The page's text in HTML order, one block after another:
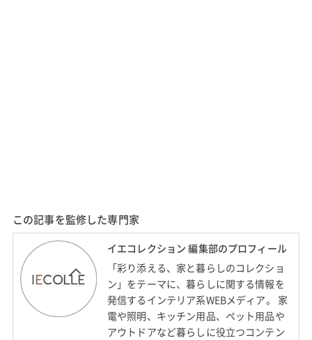
この記事を監修した専門家
イエコレクション 編集部のプロフィール
「彩り添える、家と暮らしのコレクショ
ン」をテーマに、暮らしに関する情報を
発信するインテリア系WEBメディア。 家
電や照明、キッチン用品、ペット用品や
アウトドアなど暮らしに役立つコンテン